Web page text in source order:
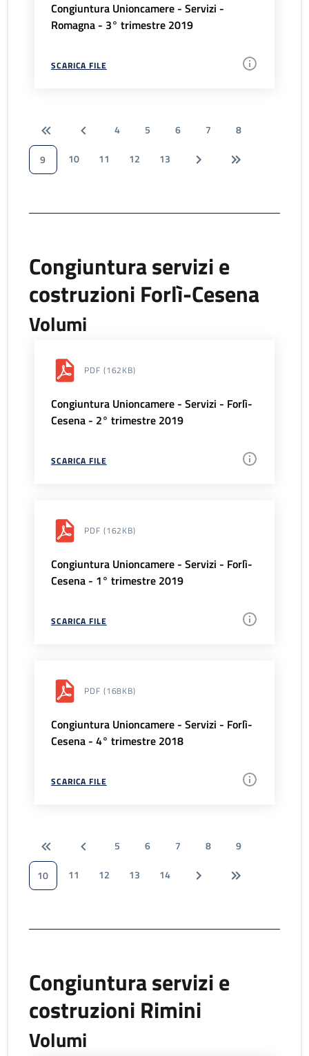
Congiuntura Unioncamere - Servizi -
Romagna - 3° trimestre 2019
SCARICA FILE
4 5 6 7
8
9
10 11 12 13
Congiuntura servizi e
costruzioni Forlì-Cesena
Volumi
PDF (162KB)
Congiuntura Unioncamere - Servizi - Forlì-
Cesena - 2° trimestre 2019
SCARICA FILE
PDF (162KB)
Congiuntura Unioncamere - Servizi - Forlì-
Cesena - 1° trimestre 2019
SCARICA FILE
PDF (168KB)
Congiuntura Unioncamere - Servizi - Forlì-
Cesena - 4° trimestre 2018
SCARICA FILE
5 6 7 8
9
10
11 12 13 14
Congiuntura servizi e
costruzioni Rimini
Volumi